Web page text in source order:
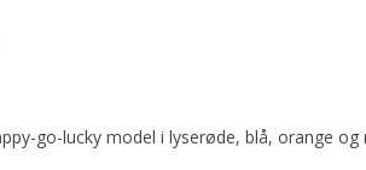
go-lucky model i lyserøde, blå, orange og